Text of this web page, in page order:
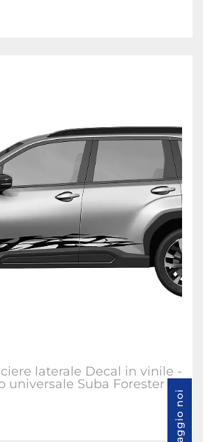
laterale Decal in vinile -
universale Suba Forester